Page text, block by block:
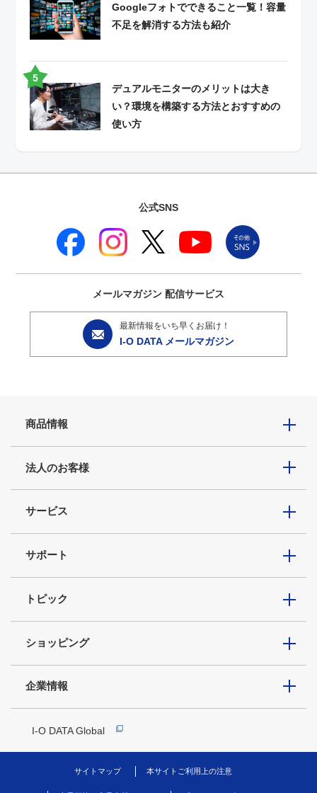
Googleフォトでできること一覧！容量
不足を解消する方法も紹介
デュアルモニターのメリットは大き
い？環境を構築する方法とおすすめの
使い方
公式SNS
メールマガジン 配信サービス
最新情報をいち早くお届け！
I-O DATA メールマガジン
商品情報
法人のお客様
サービス
サポート
トピック
ショッピング
企業情報
I-O DATA Global
サイトマップ 本サイトご利用上の注意